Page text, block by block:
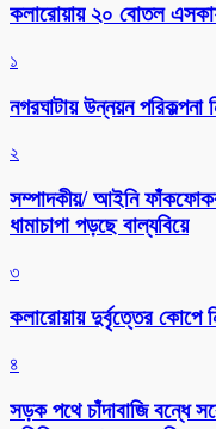
কলারোয়ায় ২০ বোতল
১
নগরঘাটায় উন্নয়ন পরিকল্পনা
২
সম্পাদকীয়/ আইনি
ধামাচাপা পড়ছে বাল্যবিয়ে
৩
কলারোয়ায় দুর্বৃত্তের কোপে
৪
সড়ক পথে চাঁদাবাজি বন্ধে